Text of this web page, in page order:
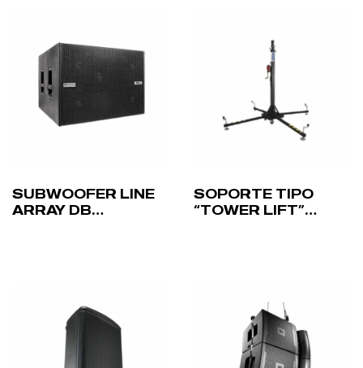
SUBWOOFER LINE
ARRAY DB
SOPORTE TIPO
“TOWER LIFT”